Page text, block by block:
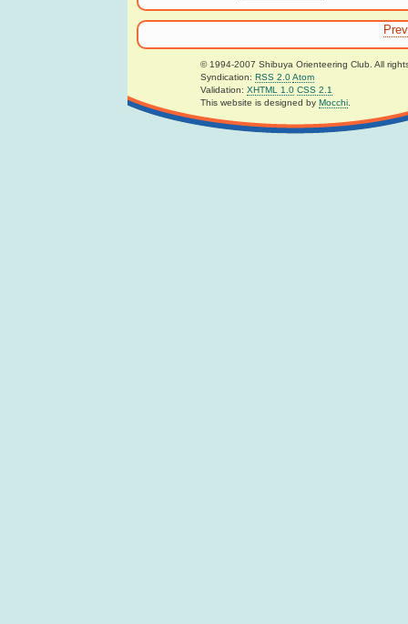
© 1994-2007 Shibuya Orienteering Club. All
Syndication: RSS 2.0Atom
Validation: XHTML 1.0 CSS 2.1
This website is designed by Mocchi